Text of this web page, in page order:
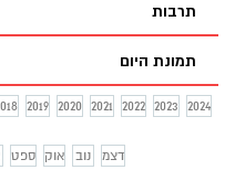
תרבות
תמונת היום
2019 2020 2021 2022 2023
2024
ספט אוק נוב
דצמ